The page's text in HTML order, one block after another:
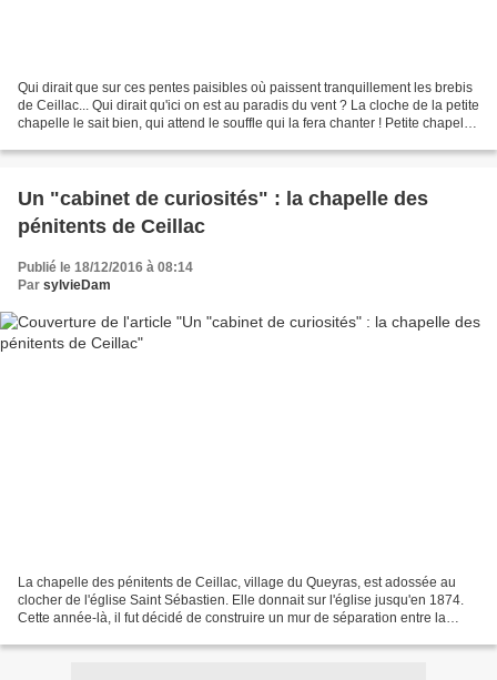
Qui dirait que sur ces pentes paisibles où paissent tranquillement les brebis
de Ceillac... Qui dirait qu'ici on est au paradis du vent ? La cloche de la petite
chapelle le sait bien, qui attend le souffle qui la fera chanter ! Petite chapelle
Un "cabinet de curiosités" : la chapelle des
pénitents de Ceillac
Publié le 18/12/2016 à 08:14
Par sylvieDam
La chapelle des pénitents de Ceillac, village du Queyras, est adossée au
clocher de l'église Saint Sébastien. Elle donnait sur l'église jusqu'en 1874.
Cette année-là, il fut décidé de construire un mur de séparation entre la